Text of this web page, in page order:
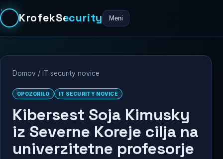
KrofekSecurity Meni
Domov / IT security novice
OPOZORILO IT SECURITY NOVICE
Kibersest Soja Kimusky
iz Severne Koreje cilja na
univerzitetne profesorje